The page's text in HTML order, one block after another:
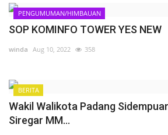
PENGUMUMAN/HIMBAUAN
SOP KOMINFO TOWER YES NEW
winda Aug 10, 2022 358
BERITA
Wakil Walikota Padang
Siregar MM...